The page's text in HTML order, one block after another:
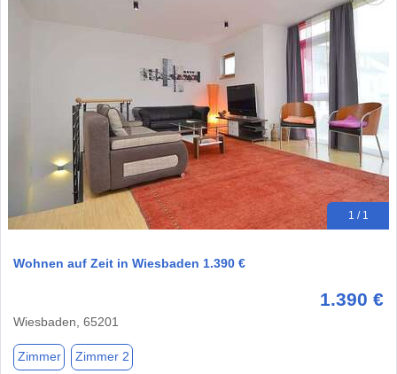
1 / 1
Wohnen auf Zeit in Wiesbaden 1.390 €
1.390 €
Wiesbaden, 65201
Zimmer Zimmer 2